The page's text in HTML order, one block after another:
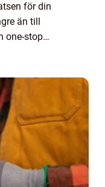
för din
än till
one-stop